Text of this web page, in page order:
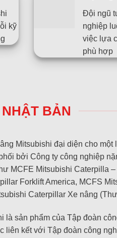
kỹ
Đội ngũ
nghiệp
việc lựa
phù hợp
BẢN
Mitsubishi đại diện cho một
bởi Công ty công nghiệp
MCFE Mitsubishi Caterpilla
Forklift America, MCFS
Caterpillar Xe nâng
là sản phẩm của Tập đoàn
liên kết với Tập đoàn công